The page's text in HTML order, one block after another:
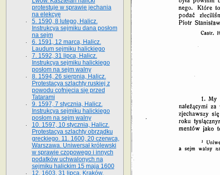
protestuje w sprawie jechania
na elekcyę
5. 1590, 8 lutego, Halicz.
Instrukcya sejmiku dana posłom
na sejm
6. 1591, 12 marca, Halicz.
Laudum sejmiku halickiego
7. 1592, 31 lipca, Halicz.
Instrukcya sejmiku halickiego
posłom na sejm walny
8. 1594, 26 sierpnia, Halicz.
Protestacya szlachty ruskiej z
powodu cofnięcia się przed
Tatarami
9. 1597, 7 stycznia, Halicz.
Instrukcya sejmiku halickiego
posłom na sejm walny
10. 1597, 10 stycznia, Halicz.
Protestacya szlachty obrządku
greckiego. 11. 1600, 20 czerwca,
Warszawa. Uniwersał królewski
w sprawie czopowego i innych
podatków uchwalonych na
sejmiku halickim 15 maja 1600
12. 1603, 31 lipca, Kraków.